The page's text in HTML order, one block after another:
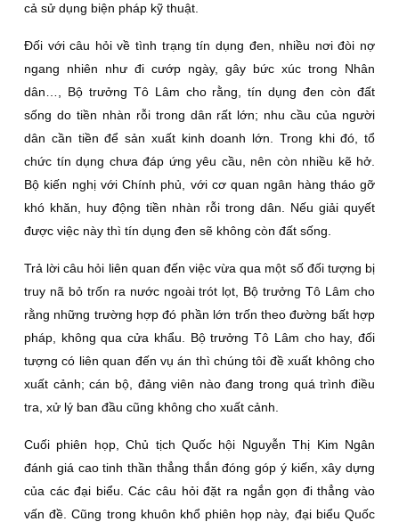
cả sử dụng biện pháp kỹ thuật.
Đối với câu hỏi về tình trạng tín dụng đen, nhiều nơi đòi nợ
ngang nhiên như đi cướp ngày, gây bức xúc trong Nhân
dân…, Bộ trưởng Tô Lâm cho rằng, tín dụng đen còn đất
sống do tiền nhàn rỗi trong dân rất lớn; nhu cầu của người
dân cần tiền để sản xuất kinh doanh lớn. Trong khi đó, tổ
chức tín dụng chưa đáp ứng yêu cầu, nên còn nhiều kẽ hở.
Bộ kiến nghị với Chính phủ, với cơ quan ngân hàng tháo gỡ
khó khăn, huy động tiền nhàn rỗi trong dân. Nếu giải quyết
được việc này thì tín dụng đen sẽ không còn đất sống.
Trả lời câu hỏi liên quan đến việc vừa qua một số đối tượng bị
truy nã bỏ trốn ra nước ngoài trót lọt, Bộ trưởng Tô Lâm cho
rằng những trường hợp đó phần lớn trốn theo đường bất hợp
pháp, không qua cửa khẩu. Bộ trưởng Tô Lâm cho hay, đối
tượng có liên quan đến vụ án thì chúng tôi đề xuất không cho
xuất cảnh; cán bộ, đảng viên nào đang trong quá trình điều
tra, xử lý ban đầu cũng không cho xuất cảnh.
Cuối phiên họp, Chủ tịch Quốc hội Nguyễn Thị Kim Ngân
đánh giá cao tinh thần thẳng thắn đóng góp ý kiến, xây dựng
của các đại biểu. Các câu hỏi đặt ra ngắn gọn đi thẳng vào
vấn đề. Cũng trong khuôn khổ phiên họp này, đại biểu Quốc